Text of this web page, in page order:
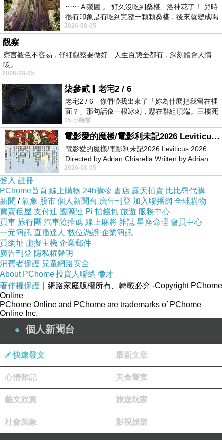
⋯⋯ Ai製圖 。 好久沒吃到桑椹、洛神花了！ 兒時
很有印象是有吃到完整一顆顆桑椹，後來就變成喝
桑椹汁。 現在是連喝都沒喝
2026-08-05
觀察
察言觀色不容易，仔細觀察要做好；人生百態全都有，深刻體會人情
暖。
2026-08-05
柒參貳▎老宅2 / 6
老宅2 / 6 - 你們帶我出來了「妳為什麼把我留在裡
面？」那句話像一根冰刺，懸在群組頂端。三樓死
死盯著照片裡的人。那個人確實站在
15 小時前
電影愛的魔樣/電影利未記2026 Leviticus 2026
電影愛的魔樣/電影利未記2026 Leviticus 2026
Directed by Adrian Chiarella Written by Adrian
Chiarella Starring Joe Bird
2026-08-05
登入 註冊
PChome首頁 線上購物 24h購物 書店 露天拍賣 比比昂代購
新聞 /氣象 股市 個人新聞台 廣告刊登 加入聯播網 全球購物
買賣租屋 支付連 國際連 Pi 拍錢包 旅遊 服務中心
買車 旅行團 汽車險推薦 線上麻將 雜誌 星座命理 會員中心
一元簡訊 直播達人 數位憑證 企業簡訊
買網址 虛擬主機 企業郵件
廣告刊登 隱私權聲明
消費者保護 兒童網路安全
About PChome 投資人聯絡 徵才
著作權保護 ｜網路家庭版權所有、轉載必究 ‧Copyright PChome
Online
PChome Online and PChome are trademarks of PChome
Online Inc.
個人新聞台
快速發文 最新文章
心情雜記 美食饗宴
藝文欣賞 旅遊玩家
社會萬象 影視娛樂